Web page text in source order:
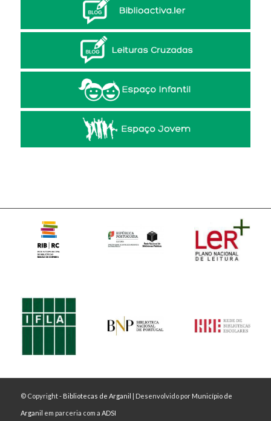
© Copyright - Bibliotecas de Arganil | Desenvolvido por Município de
Arganil em parceria com a ADSI